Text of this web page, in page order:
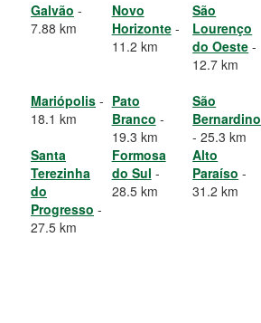
Galvão -
7.88 km
Novo
Horizonte-
11.2 km
São
Lourenço
do Oeste -
12.7 km
Mariópolis -
18.1 km
Pato
Branco -
19.3 km
São
Bernardino
- 25.3 km
Santa
Terezinha
do
Progresso -
27.5 km
Formosa
do Sul -
28.5 km
Alto
Paraíso -
31.2 km